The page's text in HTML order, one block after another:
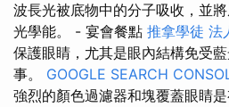
波長光被底物中的分子吸收，並
光學能。 - 宴會餐點 推拿學徒 法
保護眼睛，尤其是眼內結構免受
事。 GOOGLE SEARCH
強烈的顏色過濾器和塊覆蓋眼睛